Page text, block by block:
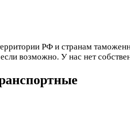
РФ и странам
возможно. У нас нет